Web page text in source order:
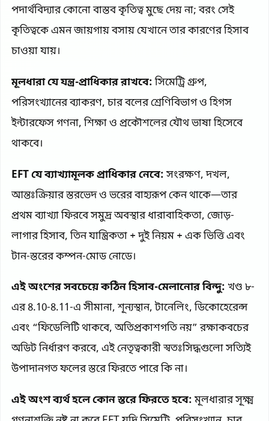
পদার্থবিদ্যার কোনো বাস্তব কৃতিত্ব মুছে দেয় না; বরং সেই
কৃতিত্বকে এমন জায়গায় বসায় যেখানে তার কারণের হিসাব
চাওয়া যায়।
মূলধারা যে যন্ত্র-প্রাধিকার রাখবে:সিমেট্রি গ্রুপ,
পরিসংখ্যানের ব্যাকরণ, চার বলের শ্রেণিবিভাগ ও হিগস
ইন্টারফেস গণনা, শিক্ষা ও প্রকৌশলের যৌথ ভাষা হিসেবে
থাকবে।
EFT যে ব্যাখ্যামূলক প্রাধিকার নেবে:সংরক্ষণ, দখল,
আন্তঃক্রিয়ার স্তরভেদ ও ভরের বাহ্যরূপ কেন থাকে—তার
প্রথম ব্যাখ্যা ফিরবে সমুদ্র অবস্থার ধারাবাহিকতা, জোড়-
লাগার হিসাব, তিন যান্ত্রিকতা + দুই নিয়ম + এক ভিত্তি এবং
টান-স্তরের কম্পন-মোড নোডে।
এই অংশের সবচেয়ে কঠিন হিসাব-মেলানোর বিন্দু: খণ্ড ৮-
এর 8.10-8.11-এ সীমানা, শূন্যস্থান, টানেলিং, ডিকোহেরেন্স
এবং “ফিডেলিটি থাকবে, অতিপ্রকাশগতি নয়” রক্ষাকবচের
অডিট নির্ধারণ করবে, এই নেতৃত্বকারী স্বতঃসিদ্ধগুলো সত্যিই
উপাদানগত ফলের স্তরে ফিরতে পারে কি না।
এই অংশ ব্যর্থ হলে কোন স্তরে ফিরতে হবে:মূলধারার সূক্ষ্ম